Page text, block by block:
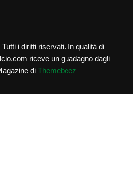
i diritti riservati. In qualità di
riceve un guadagno dagli
di Themebeez